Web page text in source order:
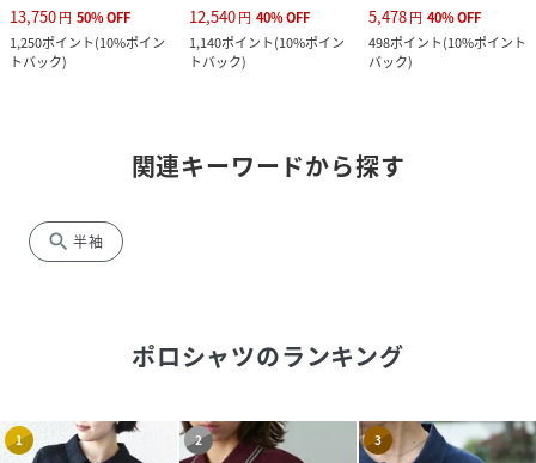
13,750円 50%OFF
1,250ポイント(10%ポイン
トバック)
12,540円 40%OFF
1,140ポイント(10%ポイン
トバック)
5,478円 40%OFF
498ポイント(10%ポイント
バック)
関連キーワードから探す
search 半袖
ポロシャツのランキング
1 2 3